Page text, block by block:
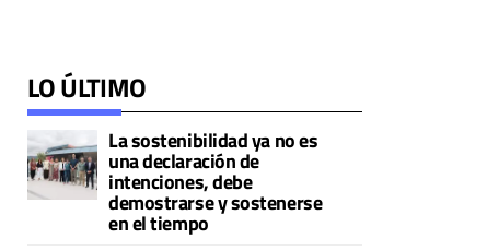
LO ÚLTIMO
La sostenibilidad ya no es
una declaración de
intenciones, debe
demostrarse y sostenerse
en el tiempo